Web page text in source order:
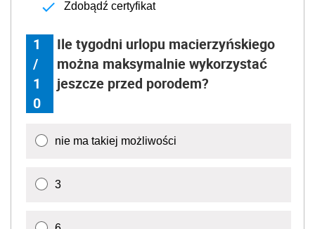
Zdobądź certyfikat
1
/
1
0
Ile tygodni urlopu macierzyńskiego
można maksymalnie wykorzystać
jeszcze przed porodem?
nie ma takiej możliwości
3